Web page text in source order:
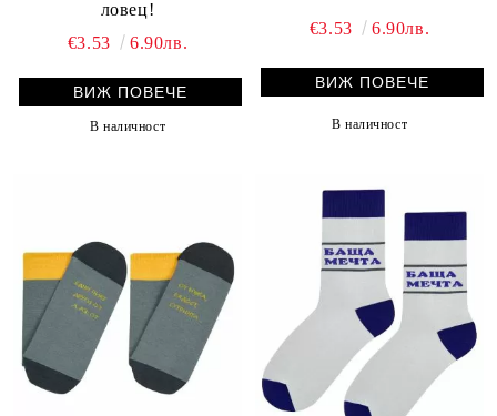
ловец!
€3.53
6.90лв.
ВИЖ ПОВЕЧЕ
В наличност
€3.53 6.90лв.
ВИЖ ПОВЕЧЕ
В наличност